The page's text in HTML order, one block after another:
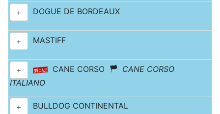
+ DOGUE DE BORDEAUX
+ MASTIFF
+ CANE CORSO
CANE CORSO
ITALIANO
+ BULLDOG CONTINENTAL